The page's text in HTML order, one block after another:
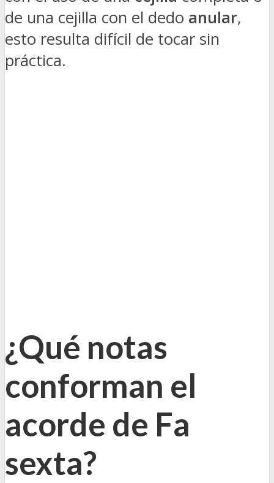
de una cejilla con el dedo anular,
esto resulta difícil de tocar sin
práctica.
¿Qué notas
conforman el
acorde de Fa
sexta?